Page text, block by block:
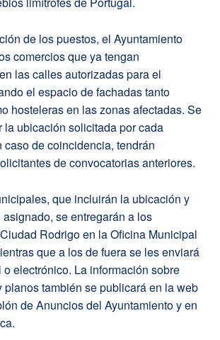
de los puestos, el Ayuntamiento
comercios que ya tengan
las calles autorizadas para el
el espacio de fachadas tanto
hosteleras en las zonas afectadas. Se
la ubicación solicitada por cada
caso de coincidencia, tendrán
de convocatorias anteriores.
que incluirán la ubicación y
se entregarán a los
Rodrigo en la Oficina Municipal
que a los de fuera se les enviará
electrónico. La información sobre
también se publicará en la web
de Anuncios del Ayuntamiento y en